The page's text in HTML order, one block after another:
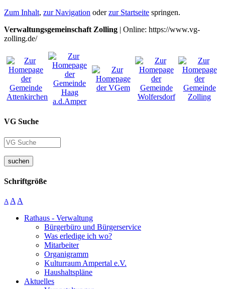
Zum Inhalt, zur Navigation oderzur Startseite springen.
Verwaltungsgemeinschaft Zolling | Online: https://www.vg-
zolling.de/
VG Suche
suchen
Schriftgröße
A A A
Rathaus - Verwaltung
Bürgerbüro und Bürgerservice
Was erledige ich wo?
Mitarbeiter
Organigramm
Kulturraum Ampertal e.V.
Haushaltspläne
Aktuelles